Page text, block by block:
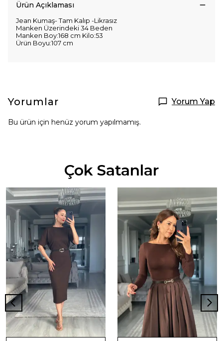
Ürün Açıklaması
Jean Kumaş- Tam Kalıp -Likrasız
Manken Üzerindeki 34 Beden
Manken Boy:168 cm Kilo:53
Ürün Boyu:107 cm
Yorumlar Yorum Yap
Bu ürün için henüz yorum yapılmamış.
Çok Satanlar